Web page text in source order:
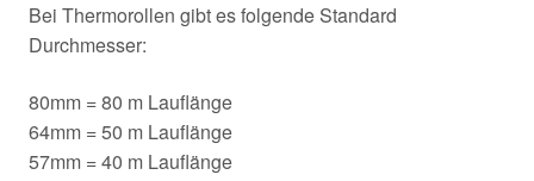
Bei Thermorollen gibt es folgende Standard
Durchmesser:
80mm = 80 m Lauflänge
64mm = 50 m Lauflänge
57mm = 40 m Lauflänge